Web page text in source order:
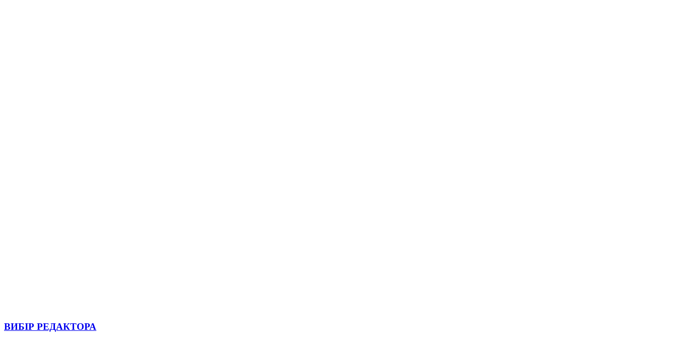
ВИБІР РЕДАКТОРА